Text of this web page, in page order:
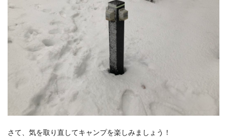
さて、気を取り直してキャンプを楽しみましょう！